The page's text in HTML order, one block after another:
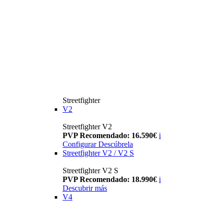
Streetfighter
V2
Streetfighter V2
PVP Recomendado: 16.590€ i
Configurar Descúbrela
Streetfighter V2 / V2 S
Streetfighter V2 S
PVP Recomendado: 18.990€ i
Descubrir más
V4